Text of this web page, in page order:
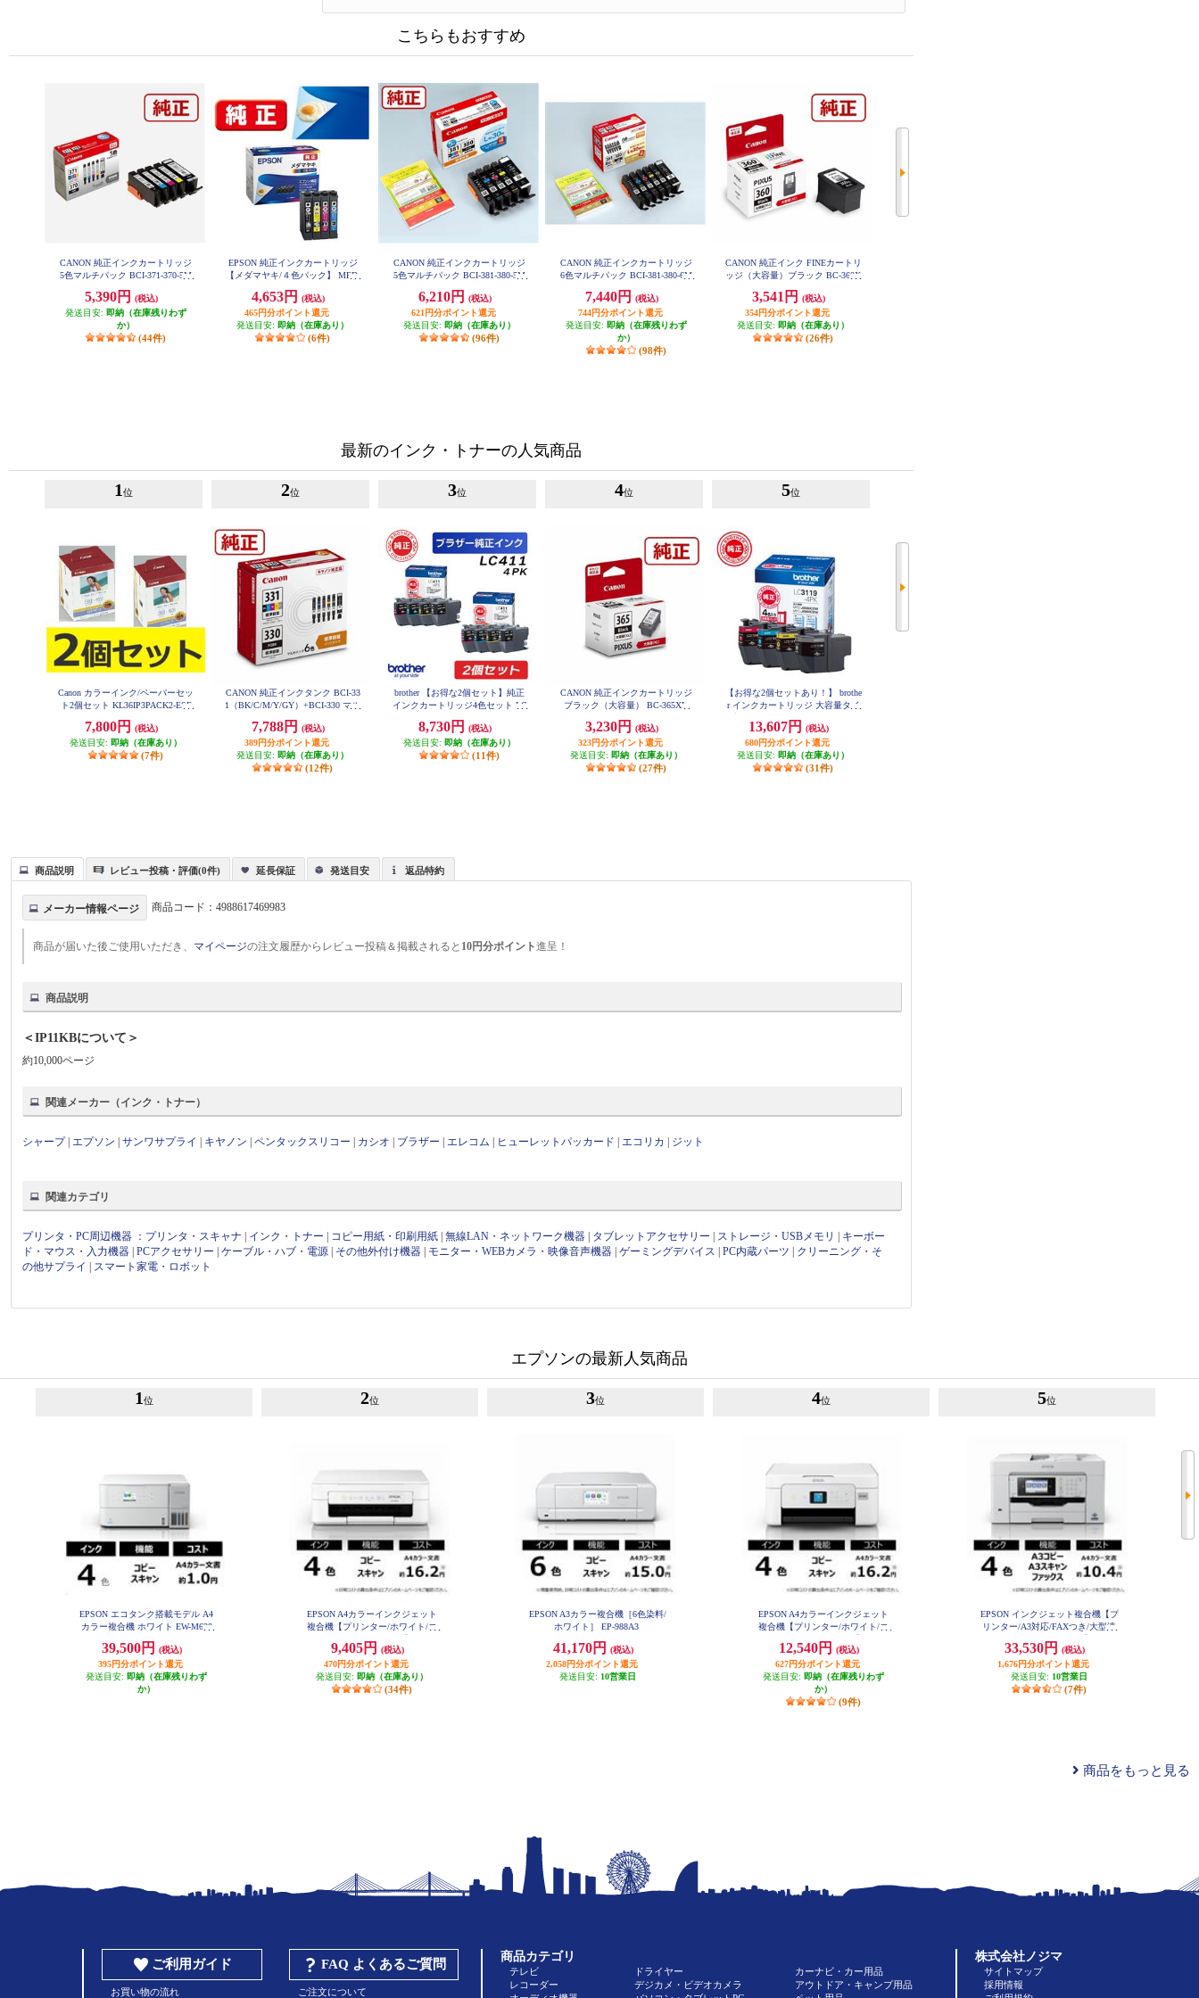
こちらもおすすめ
CANON 純正インクカートリッジ
5色マルチパック BCI-371-370-5M
5,390円
(税込)
発送目安: 即納（在庫残りわず
か）
(44件)
EPSON 純正インクカートリッジ
【メダマヤキ/４色パック】 MED-
4,653円
(税込)
465円分ポイント還元
発送目安: 即納（在庫あり）
(6件)
CANON 純正インクカートリッジ
5色マルチパック BCI-381-380-5M
6,210円
(税込)
621円分ポイント還元
発送目安: 即納（在庫あり）
(96件)
CANON 純正インクカートリッジ
6色マルチパック BCI-381-380-6M
7,440円
(税込)
744円分ポイント還元
発送目安: 即納（在庫残りわず
か）
(98件)
CANON 純正インク FINEカートリ
ッジ（大容量）ブラック BC-360X
3,541円
(税込)
354円分ポイント還元
発送目安: 即納（在庫あり）
(26件)
最新のインク・トナーの人気商品
1 位
Canon カラーインク/ペーパーセッ
ト2個セット KL36IP3PACK2-ESE
7,800円
(税込)
発送目安: 即納（在庫あり）
(7件)
2位
CANON 純正インクタンク BCI-33
1（BK/C/M/Y/GY）+BCI-330 マル
7,788円
(税込)
389円分ポイント還元
発送目安: 即納（在庫あり）
(12件)
3位
brother 【お得な2個セット】純正
インクカートリッジ4色セット LC
8,730円
(税込)
発送目安: 即納（在庫あり）
(11件)
4位
CANON 純正インクカートリッジ
ブラック（大容量） BC-365XL
3,230円
(税込)
323円分ポイント還元
発送目安: 即納（在庫あり）
(27件)
5位
【お得な2個セットあり！】 brothe
r インクカートリッジ 大容量タイ
13,607円
(税込)
680円分ポイント還元
発送目安: 即納（在庫あり）
(31件)
商品説明 レビュー投稿・評価(0件) 延長保証 発送目安 返品特約
メーカー情報ページ 商品コード：4988617469983
商品が届いた後ご使用いただき、 マイページの注文履歴からレビュー投稿＆掲載されると 10円分ポイント進呈！
商品説明
＜IP11KBについて＞
約10,000ページ
関連メーカー（インク・トナー）
シャープ| エプソン |サンワサプライ キヤノン |ペンタックスリコー カシオ ブラザー エレコム ヒューレットパッカード エコリカ ジット
関連カテゴリ
プリンタ・PC周辺機器 ： プリンタ・スキャナ インク・トナー コピー用紙・印刷用紙 |無線LAN・ネットワーク機器 タブレットアクセサリー ストレージ・USBメモリ
キーボー
ド・マウス・入力機器 |PCアクセサリー |ケーブル・ハブ・電源 その他外付け機器 モニター・WEBカメラ・映像音声機器 |ゲーミングデバイス |PC内蔵パーツ
クリーニング・そ
の他サプライ
スマート家電・ロボット
エプソンの最新人気商品
1 位
EPSON エコタンク搭載モデル A4
カラー複合機 ホワイト EW-M638
39,500円
(税込)
395円分ポイント還元
発送目安: 即納（在庫残りわず
か）
2位
EPSON A4カラーインクジェット
複合機【プリンター/ホワイト/コ
6A
9,405円
(税込)
470円分ポイント還元
発送目安: 即納（在庫あり）
(34件)
3位
EPSON A3カラー複合機［6色染料/
ホワイト］ EP-988A3
41,170円
(税込)
2,058円分ポイント還元
発送目安: 10営業日
4位
EPSON A4カラーインクジェット
複合機【プリンター/ホワイト/コ
6A
12,540円
(税込)
627円分ポイント還元
発送目安: 即納（在庫残りわず
か）
(9件)
5位
EPSON インクジェット複合機【プ
リンター/A3対応/FAXつき/大型液
6010F
33,530円
(税込)
1,676円分ポイント還元
発送目安: 10営業日
(7件)
商品をもっと見る
ご利用ガイド
お買い物の流れ
FAQ よくあるご質問
ご注文について
商品カテゴリ
テレビ
レコーダー
ドライヤー
デジカメ・ビデオカメラ
カーナビ・カー用品
アウトドア・キャンプ用品
株式会社ノジマ
サイトマップ
採用情報